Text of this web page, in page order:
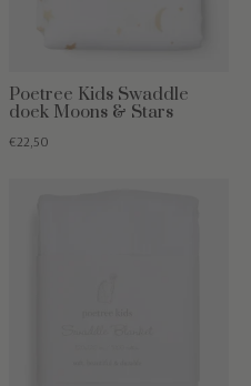
Poetree Kids Swaddle
doek Moons & Stars
€22,50